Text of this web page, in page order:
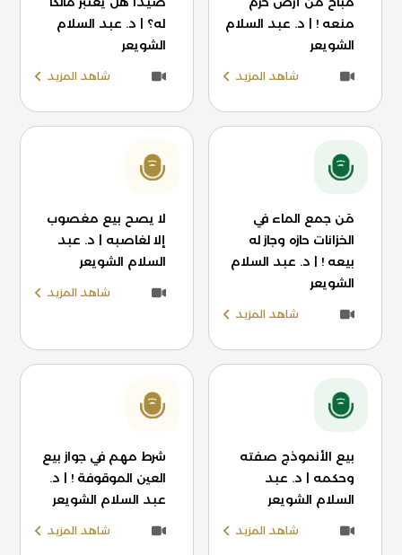
منعه ! | د. عبد السلام
الشويعر
شاهد المزيد
له؟ | د. عبد السلام
الشويعر
شاهد المزيد
مَن جمع الماء في
الخزانات حازه وجاز له
بيعه ! | د. عبد السلام
الشويعر
شاهد المزيد
لا يصح بيع مغصوب
إلا لغاصبه | د. عبد
السلام الشويعر
شاهد المزيد
بيع الأنموذج صفته
وحكمه | د. عبد
السلام الشويعر
شاهد المزيد
شرط مهم في جواز بيع
العين الموقوفة ! | د.
عبد السلام الشويعر
شاهد المزيد